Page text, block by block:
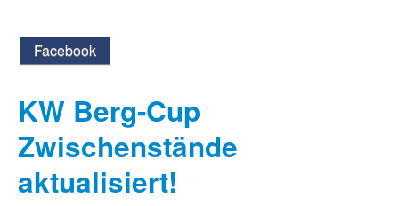
Facebook
KW Berg-Cup
Zwischenstände
aktualisiert!